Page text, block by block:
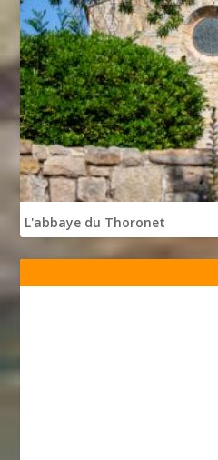
L'abbaye du Thoronet